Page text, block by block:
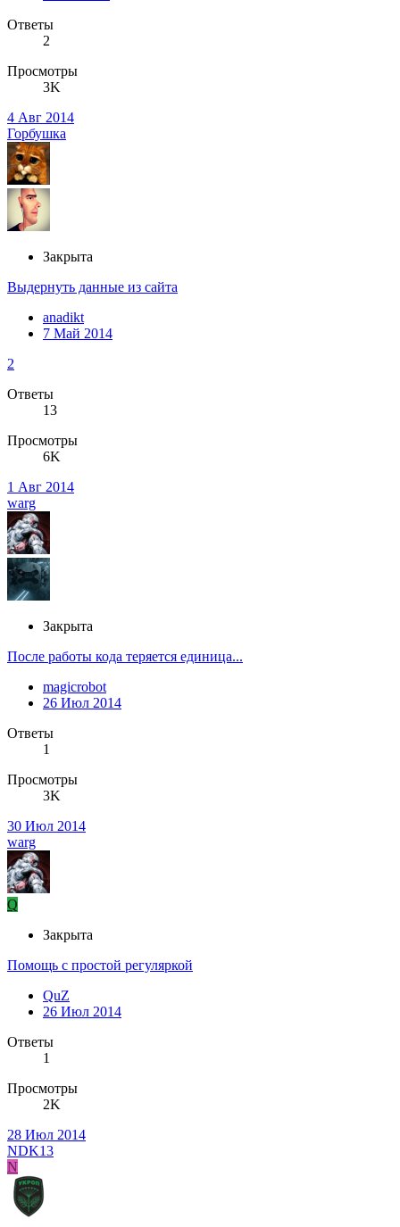
Ответы
2
Просмотры
3K
4 Авг 2014
Горбушка
Закрыта
Выдернуть данные из сайта
anadikt
7 Май 2014
2
Ответы
13
Просмотры
6K
1 Авг 2014
warg
Закрыта
После работы кода теряется единица...
magicrobot
26 Июл 2014
Ответы
1
Просмотры
3K
30 Июл 2014
warg
Q
Закрыта
Помощь с простой регуляркой
QuZ
26 Июл 2014
Ответы
1
Просмотры
2K
28 Июл 2014
NDK13
N